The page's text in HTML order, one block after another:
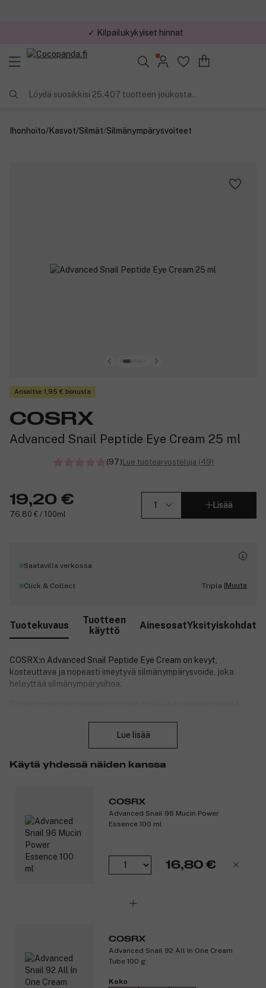
✓ Kilpailukykyiset hinnat
Löydä suosikkisi 25.407 tuotteen joukosta..
Ihonhoito/Kasvot/Silmät/Silmänympärysvoiteet
Ansaitse 1,95 € bonusta
COSRX
Advanced Snail Peptide Eye Cream 25 ml
(97)Lue tuotearvosteluja (49)
19,20 €
76,80 € / 100ml
Lisää
Saatavilla verkossa
Click & Collect Tripla |Muuta
Tuotekuvaus
Tuotteen
käyttö
AinesosatYksityiskohdat
COSRX:n Advanced Snail Peptide Eye Cream on kevyt,
kosteuttava ja nopeasti imeytyvä silmänympärysvoide, joka
heleyttää silmänympärysihoa.
Se sopii kaikille ihotyypeille, jopa kaikkein herkimmille.
Tuotenumero:3277218
Lue lisää
Käytä yhdessä näiden kanssa
COSRX
Advanced Snail 96 Mucin Power
Essence 100 ml
16,80 €
COSRX
Advanced Snail 92 All In One Cream
Tube 100 g
Koko